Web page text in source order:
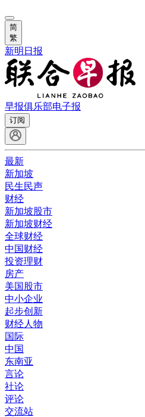
简
繁
新明日报
早报俱乐部电子报
订阅
最新
新加坡
民生民声
财经
新加坡股市
新加坡财经
全球财经
中国财经
投资理财
房产
美国股市
中小企业
起步创新
财经人物
国际
中国
东南亚
言论
社论
评论
交流站